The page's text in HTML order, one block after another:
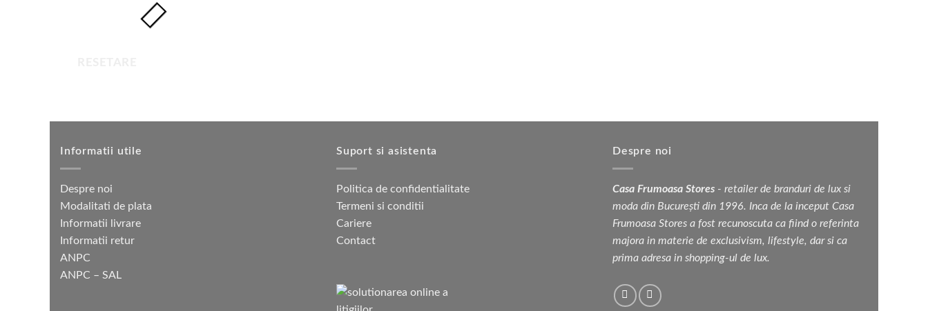
Informatii utile
Despre noi
Modalitati de plata
Informatii livrare
Informatii retur
ANPC
ANPC – SAL
Suport si asistenta
Politica de confidentialitate
Termeni si conditii
Cariere
Contact
Despre noi
Casa Frumoasa Stores - retailer de branduri de lux si
moda din București din 1996. Inca de la inceput Casa
Frumoasa Stores a fost recunoscuta ca fiind o referinta
majora in materie de exclusivism, lifestyle, dar si ca
prima adresa in shopping-ul de lux.